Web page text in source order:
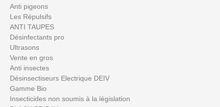
Anti pigeons
Les Répulsifs
ANTI TAUPES
Désinfectants pro
Ultrasons
Vente en gros
Anti insectes
Désinsectiseurs Electrique DEIV
Gamme Bio
Insecticides non soumis à la législation